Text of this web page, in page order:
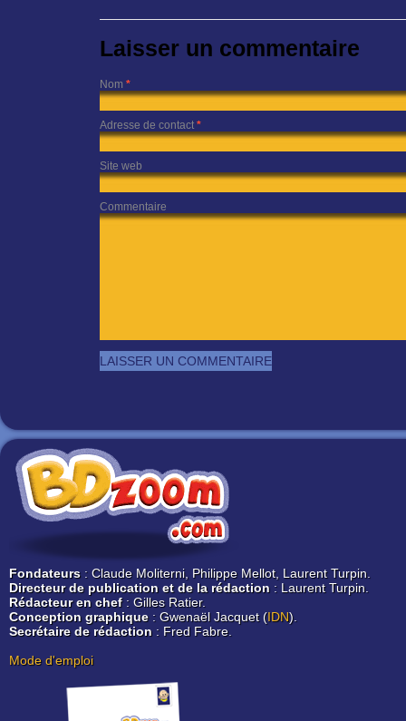
Laisser un commentaire
Nom *
Adresse de contact *
Site web
Commentaire
Fondateurs : Claude Moliterni, Philippe Mellot, Laurent Turpin.
Directeur de publication et de la rédaction : Laurent Turpin.
Rédacteur en chef: Gilles Ratier.
Conception graphique: Gwenaël Jacquet (IDN).
Secrétaire de rédaction : Fred Fabre.
Mode d'emploi